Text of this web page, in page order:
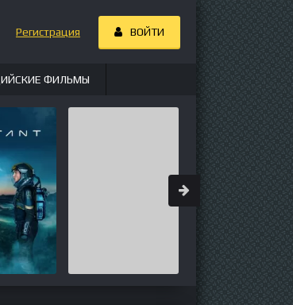
Регистрация ВОЙТИ
ФИЛЬМЫ